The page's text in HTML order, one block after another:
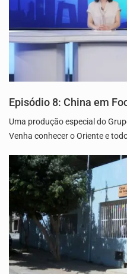
Episódio 8: China em
Uma produção especial do
Venha conhecer o Oriente e